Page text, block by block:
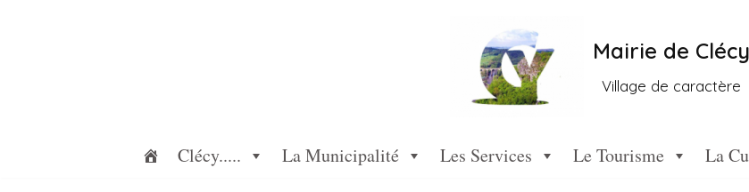
Mairie de Clécy
Village de caractère
Clécy..... La Municipalité Les Services Le Tourisme La